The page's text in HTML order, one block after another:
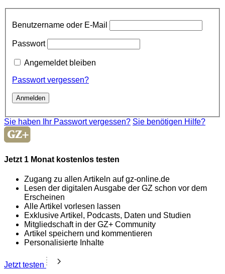
Benutzername oder E-Mail
Passwort
Angemeldet bleiben
Passwort vergessen?
Sie haben Ihr Passwort vergessen? Sie benötigen Hilfe?
Jetzt 1 Monat kostenlos testen
Zugang zu allen Artikeln auf gz-online.de
Lesen der digitalen Ausgabe der GZ schon vor dem
Erscheinen
Alle Artikel vorlesen lassen
Exklusive Artikel, Podcasts, Daten und Studien
Mitgliedschaft in der GZ+ Community
Artikel speichern und kommentieren
Personalisierte Inhalte
Jetzt testen